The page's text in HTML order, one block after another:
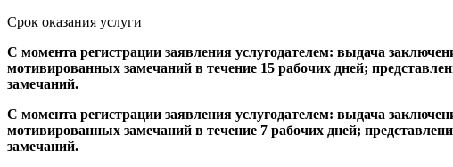
Срок оказания услуги
С момента регистрации заявления услугодателем: выдача
мотивированных замечаний в течение 15 рабочих дней;
замечаний.
С момента регистрации заявления услугодателем: выдача
мотивированных замечаний в течение 7 рабочих дней;
замечаний.